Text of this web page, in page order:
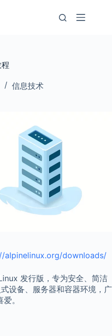
信息技术
alpinelinux.org/downloads/
发行版，专为安全、简洁
设备、服务器和容器环境，广
。